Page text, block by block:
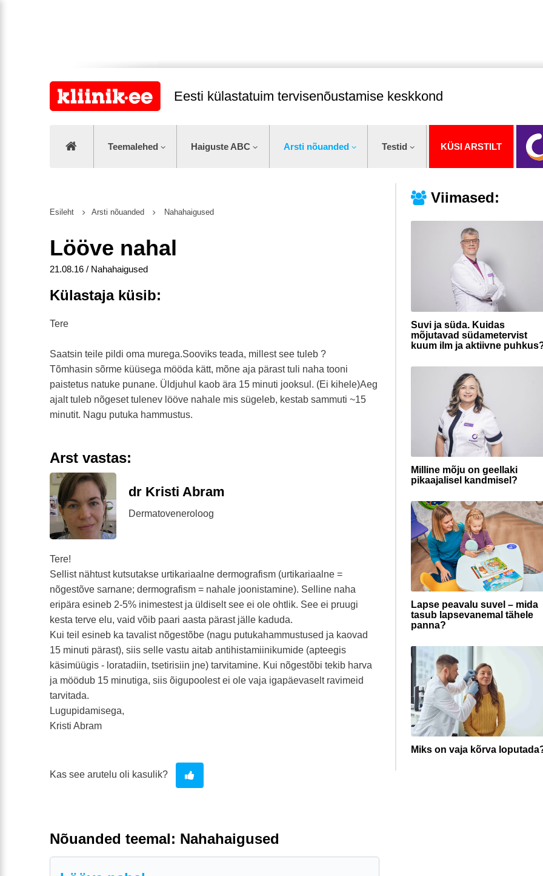
Eesti külastatuim tervisenõustamise keskkond
Teemalehed Haiguste ABC Arsti nõuanded Testid KÜSI ARSTILT
Viimased:
Suvi ja süda. Kuidas
mõjutavad südametervist
kuum ilm ja aktiivne
Milline mõju on geellaki
pikaajalisel kandmisel?
Lapse peavalu suvel – mida
tasub lapsevanemal tähele
panna?
Miks on vaja kõrva
Esileht Arsti nõuanded Nahahaigused
Lööve nahal
21.08.16 / Nahahaigused
Külastaja küsib:
Tere
Saatsin teile pildi oma murega.Sooviks teada, millest see tuleb ?
Tõmhasin sõrme küüsega mööda kätt, mõne aja pärast tuli naha tooni
paistetus natuke punane. Üldjuhul kaob ära 15 minuti jooksul. (Ei kihele)Aeg
ajalt tuleb nõgeset tulenev lööve nahale mis sügeleb, kestab sammuti ~15
minutit. Nagu putuka hammustus.
Arst vastas:
dr Kristi Abram
Dermatoveneroloog
Tere!
Sellist nähtust kutsutakse urtikariaalne dermografism (urtikariaalne =
nõgestõve sarnane; dermografism = nahale joonistamine). Selline naha
eripära esineb 2-5% inimestest ja üldiselt see ei ole ohtlik. See ei pruugi
kesta terve elu, vaid võib paari aasta pärast jälle kaduda.
Kui teil esineb ka tavalist nõgestõbe (nagu putukahammustused ja kaovad
15 minuti pärast), siis selle vastu aitab antihistamiinikumide (apteegis
käsimüügis - loratadiin, tsetirisiin jne) tarvitamine. Kui nõgestõbi tekib harva
ja möödub 15 minutiga, siis õigupoolest ei ole vaja igapäevaselt ravimeid
tarvitada.
Lugupidamisega,
Kristi Abram
Kas see arutelu oli kasulik?
Nõuanded teemal: Nahahaigused